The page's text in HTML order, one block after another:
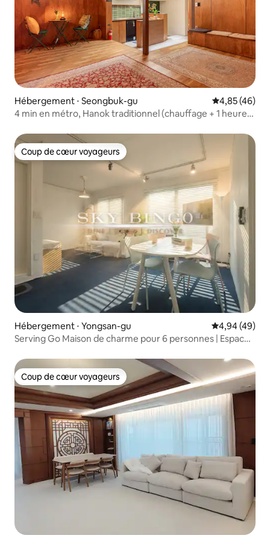
Hébergement ⋅ Seongbuk-gu Évaluation
4,85 (46)
4 min en métro, Hanok traditionnel (chauffage + 1 heure
Coup de cœur voyageurs
Coup de cœur voyageurs
Hébergement ⋅ Yongsan-gu Évaluation
4,94 (49)
Serving Go Maison de charme pour 6 personnes | Espace
Coup de cœur voyageurs
Coup de cœur voyageurs